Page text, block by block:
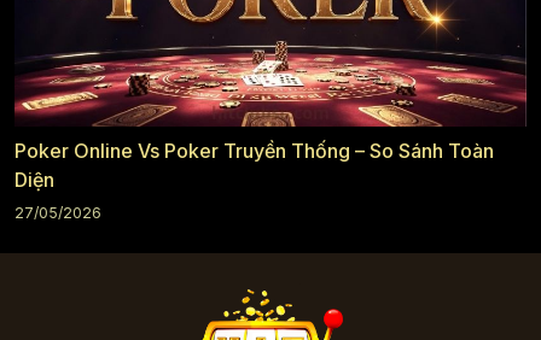
Poker Online Vs Poker Truyền Thống – So Sánh Toàn
Diện
27/05/2026